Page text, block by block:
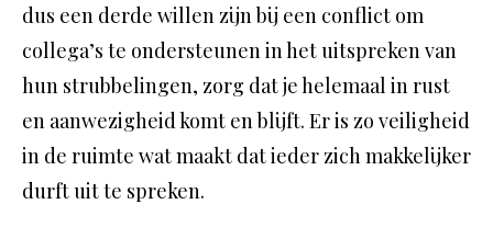
dus een derde willen zijn bij een conflict om
collega’s te ondersteunen in het uitspreken van
hun strubbelingen, zorg dat je helemaal in rust
en aanwezigheid komt en blijft. Er is zo veiligheid
in de ruimte wat maakt dat ieder zich makkelijker
durft uit te spreken.